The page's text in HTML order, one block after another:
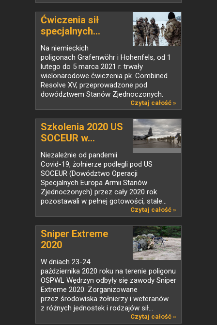
Ćwiczenia sił
specjalnych...
Na niemieckich
poligonach Grafenwöhr i Hohenfels, od 1
lutego do 5 marca 2021 r. trwały
wielonarodowe ćwiczenia pk. Combined
Resolve XV, przeprowadzone pod
dowództwem Stanów Zjednoczonych.
Czytaj całość »
Szkolenia 2020 US
SOCEUR w...
Niezależnie od pandemii
Covid-19, żołnierze podlegli pod US
SOCEUR (Dowództwo Operacji
Specjalnych Europa Armii Stanów
Zjednoczonych) przez cały 2020 rok
pozostawali w pełnej gotowości, stale...
Czytaj całość »
Sniper Extreme
2020
W dniach 23-24
października 2020 roku na terenie poligonu
OSPWL Wędrzyn odbyły się zawody Sniper
Extreme 2020. Zorganizowane
przez środowiska żołnierzy i weteranów
z różnych jednostek i rodzajów sił...
Czytaj całość »